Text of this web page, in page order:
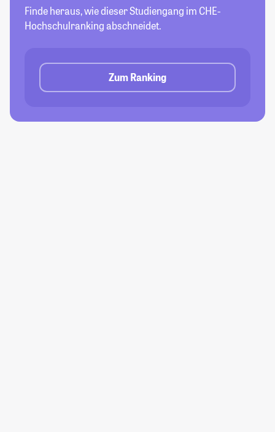
Finde heraus, wie dieser Studiengang im CHE-
Hochschulranking abschneidet.
Zum Ranking